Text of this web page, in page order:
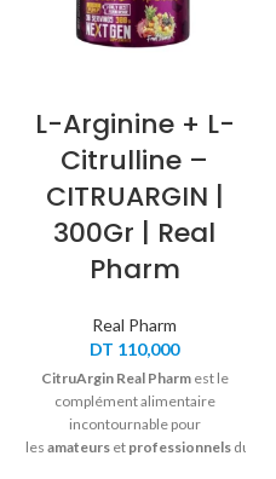
L-Arginine + L-
Citrulline –
CITRUARGIN |
300Gr | Real
Pharm
Real Pharm
DT 110,000
CitruArgin Real Pharmest le
complément alimentaire
incontournable pour
les amateurs et professionnels du